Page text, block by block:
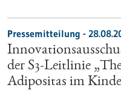
Pressemitteilung -
der S3-​Leitlinie
Adipositas im